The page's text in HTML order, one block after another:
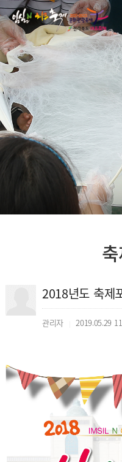
2018년도 축제
관리자 2019.05.29